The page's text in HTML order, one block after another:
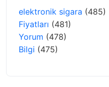
elektronik sigara (485)
Fiyatları (481)
Yorum (478)
Bilgi (475)